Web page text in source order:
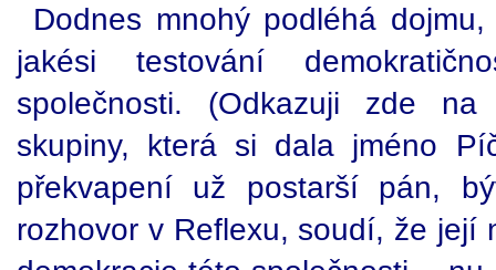
Dodnes mnohý podléhá
jakési testování
společnosti. (Odkazuji zde
skupiny, která si dala jméno
překvapení už postarší pán,
rozhovor v Reflexu, soudí, že její